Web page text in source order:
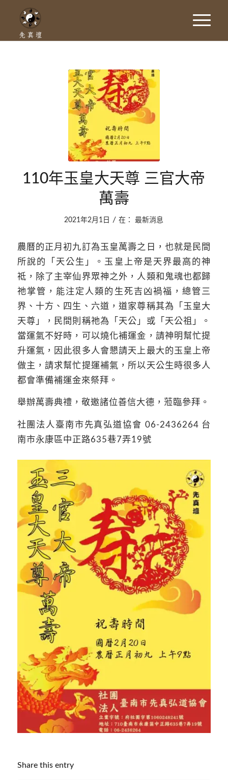
110年玉皇大天尊 三官大帝
萬壽
2021年2月1日 / 在：最新消息
農曆的正月初九訂為玉皇萬壽之日，也就是民間
所說的「天公生」。玉皇上帝是天界最高的神
祗，除了主宰仙界眾神之外，人類和鬼魂也都歸
祂掌管，能注定人類的生死吉凶禍福，總管三
界、十方、四生、六道，道家尊稱其為「玉皇大
天尊」，民間則稱祂為「天公」或「天公祖」。
當運氣不好時，可以燒化補運金，請神明幫忙提
升運氣，因此很多人會懇請天上最大的玉皇上帝
做主，請求幫忙提運補氣，所以天公生時很多人
都會準備補運金來祭拜。
舉辦萬壽典禮，敬邀諸位善信大德，蒞臨參拜。
社團法人臺南市先真弘道協會 06-2436264 台
南市永康區中正路635巷7弄19號
Share this entry